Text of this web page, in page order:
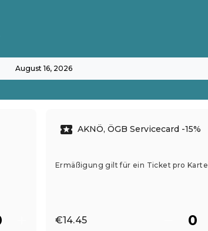
August 16, 2026
AKNÖ, ÖGB Servicecard -15%
Ermäßigung gilt für ein Ticket pro Karte
€14.45